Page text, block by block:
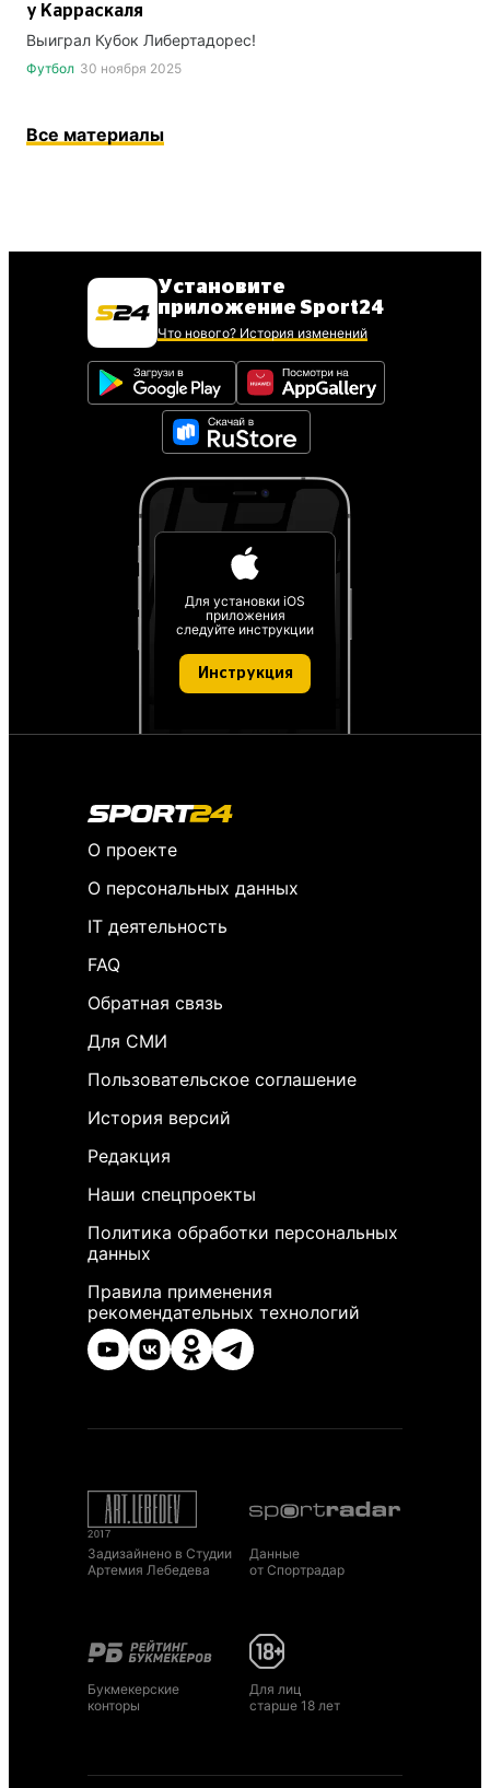
у Карраскаля
Выиграл Кубок Либертадорес!
Футбол 30 ноября 2025
Все материалы
Установите
приложение Sport24
Что нового? История изменений
Для установки iOS
приложения
следуйте инструкции
Инструкция
О проекте
О персональных данных
IT деятельность
FAQ
Обратная связь
Для СМИ
Пользовательское соглашение
История версий
Редакция
Наши спецпроекты
Политика обработки персональных
данных
Правила применения
рекомендательных технологий
Задизайнено в Студии
Артемия Лебедева
Данные
от Спортрадар
Букмекерские
конторы
Для лиц
старше 18 лет